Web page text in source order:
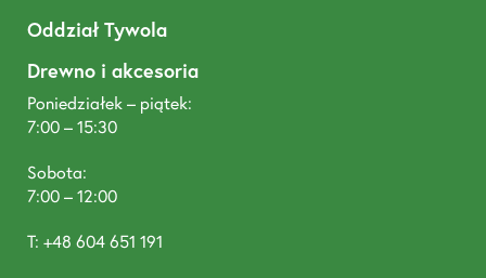
Oddział Tywola
Drewno i akcesoria
Poniedziałek – piątek:
7:00 – 15:30
Sobota:
7:00 – 12:00
T: +48 604 651 191